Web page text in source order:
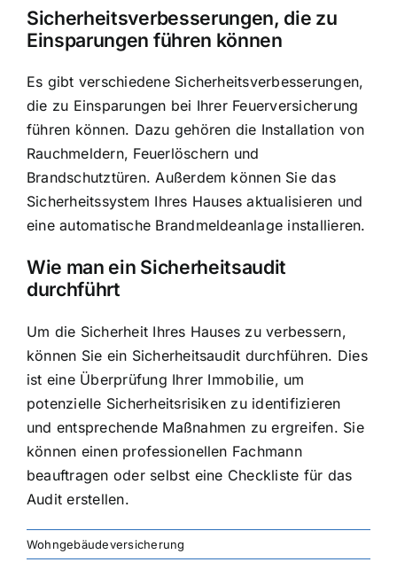
Sicherheitsverbesserungen, die zu
Einsparungen führen können
Es gibt verschiedene Sicherheitsverbesserungen,
die zu Einsparungen bei Ihrer Feuerversicherung
führen können. Dazu gehören die Installation von
Rauchmeldern, Feuerlöschern und
Brandschutztüren. Außerdem können Sie das
Sicherheitssystem Ihres Hauses aktualisieren und
eine automatische Brandmeldeanlage installieren.
Wie man ein Sicherheitsaudit
durchführt
Um die Sicherheit Ihres Hauses zu verbessern,
können Sie ein Sicherheitsaudit durchführen. Dies
ist eine Überprüfung Ihrer Immobilie, um
potenzielle Sicherheitsrisiken zu identifizieren
und entsprechende Maßnahmen zu ergreifen. Sie
können einen professionellen Fachmann
beauftragen oder selbst eine Checkliste für das
Audit erstellen.
Wohngebäudeversicherung